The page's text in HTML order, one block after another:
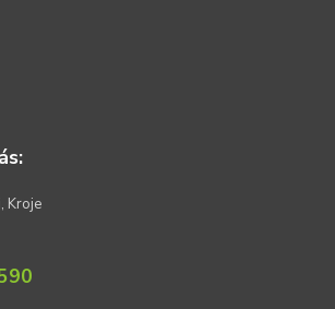
Kroje